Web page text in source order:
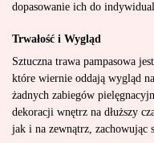
dopasowanie ich do
Trwałość i Wygląd
Sztuczna trawa pampasowa
które wiernie oddają wygląd
żadnych zabiegów
dekoracji wnętrz na dłuższy
jak i na zewnątrz, zachowując